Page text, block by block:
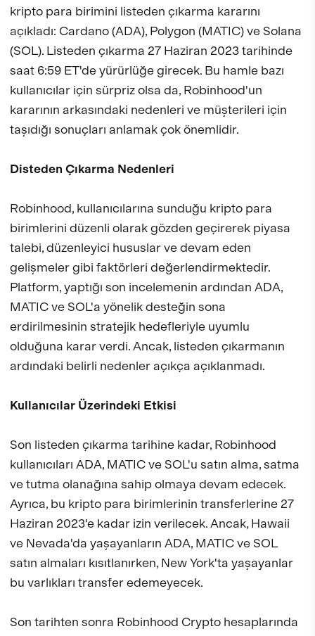
kripto para birimini listeden çıkarma kararını
açıkladı: Cardano (ADA), Polygon (MATIC) ve Solana
(SOL). Listeden çıkarma 27 Haziran 2023 tarihinde
saat 6:59 ET'de yürürlüğe girecek. Bu hamle bazı
kullanıcılar için sürpriz olsa da, Robinhood'un
kararının arkasındaki nedenleri ve müşterileri için
taşıdığı sonuçları anlamak çok önemlidir.
Disteden Çıkarma Nedenleri
Robinhood, kullanıcılarına sunduğu kripto para
birimlerini düzenli olarak gözden geçirerek piyasa
talebi, düzenleyici hususlar ve devam eden
gelişmeler gibi faktörleri değerlendirmektedir.
Platform, yaptığı son incelemenin ardından ADA,
MATIC ve SOL'a yönelik desteğin sona
erdirilmesinin stratejik hedefleriyle uyumlu
olduğuna karar verdi. Ancak, listeden çıkarmanın
ardındaki belirli nedenler açıkça açıklanmadı.
Kullanıcılar Üzerindeki Etkisi
Son listeden çıkarma tarihine kadar, Robinhood
kullanıcıları ADA, MATIC ve SOL'u satın alma, satma
ve tutma olanağına sahip olmaya devam edecek.
Ayrıca, bu kripto para birimlerinin transferlerine 27
Haziran 2023'e kadar izin verilecek. Ancak, Hawaii
ve Nevada'da yaşayanların ADA, MATIC ve SOL
satın almaları kısıtlanırken, New York'ta yaşayanlar
bu varlıkları transfer edemeyecek.
Son tarihten sonra Robinhood Crypto hesaplarında